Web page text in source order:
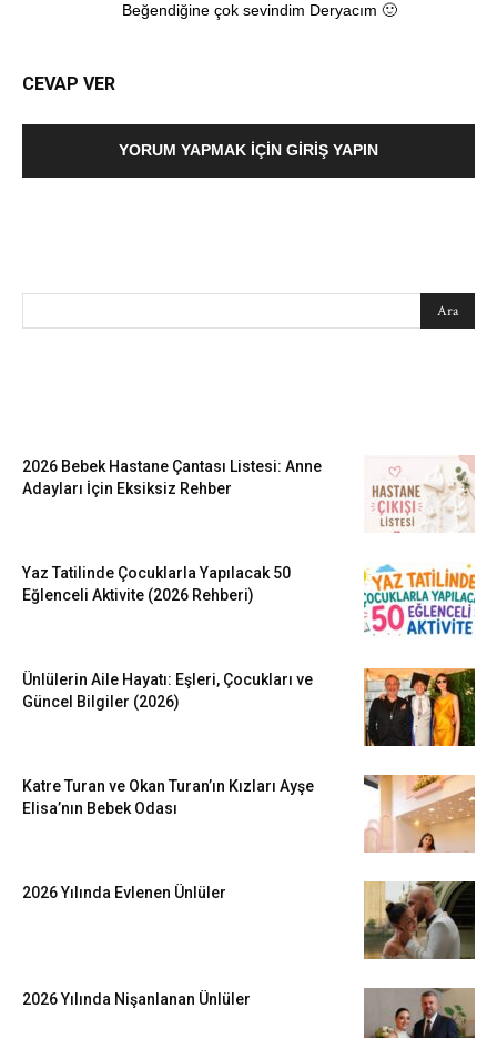
Beğendiğine çok sevindim Deryacım 🙂
CEVAP VER
YORUM YAPMAK İÇIN GIRIŞ YAPIN
2026 Bebek Hastane Çantası Listesi: Anne
Adayları İçin Eksiksiz Rehber
Yaz Tatilinde Çocuklarla Yapılacak 50
Eğlenceli Aktivite (2026 Rehberi)
Ünlülerin Aile Hayatı: Eşleri, Çocukları ve
Güncel Bilgiler (2026)
Katre Turan ve Okan Turan’ın Kızları Ayşe
Elisa’nın Bebek Odası
2026 Yılında Evlenen Ünlüler
2026 Yılında Nişanlanan Ünlüler